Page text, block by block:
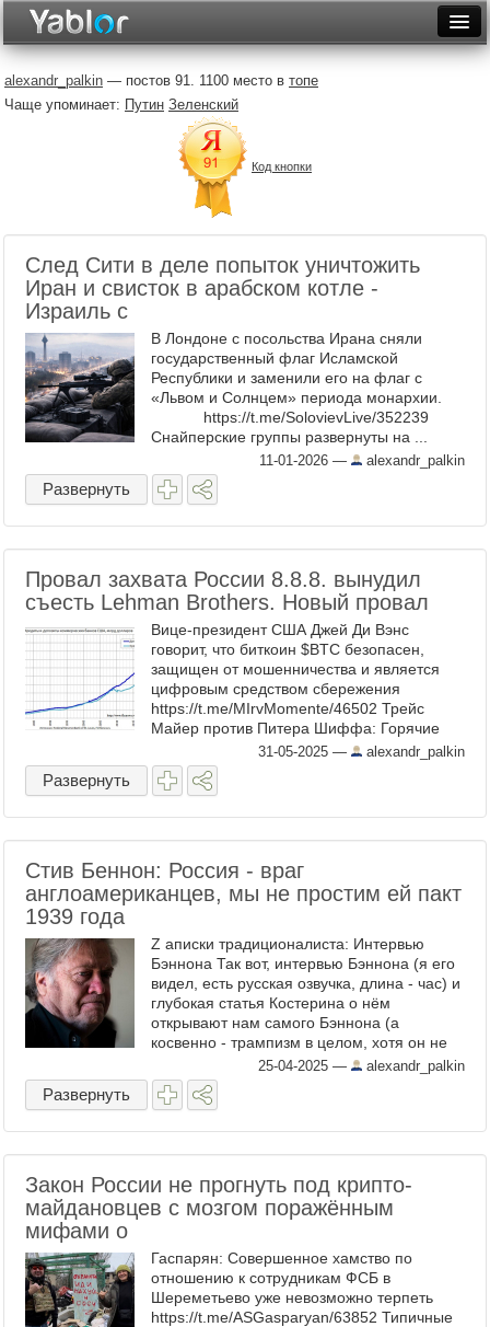
Неделя
Месяц
Рейтинги
Архив
Фототоп
alexandr_palkin — постов 91. 1100 место в топе
Чаще упоминает: Путин Зеленский
Код кнопки
След Сити в деле попыток уничтожить
Иран и свисток в арабском котле -
Израиль с
В Лондоне с посольства Ирана сняли
государственный флаг Исламской
Республики и заменили его на флаг с
«Львом и Солнцем» периода монархии.
https://t.me/SolovievLive/352239
Снайперские группы развернуты на ...
11-01-2026 — alexandr_palkin
Развернуть
Провал захвата России 8.8.8. вынудил
съесть Lehman Brothers. Новый провал
Вице-президент США Джей Ди Вэнс
говорит, что биткоин $BTC безопасен,
защищен от мошенничества и является
цифровым средством сбережения
https://t.me/MIrvMomente/46502 Трейс
Майер против Питера Шиффа: Горячие
дебаты о Золоте деньгах и Биткойне
"Биткоин 2025" 00:42 Трейс ...
31-05-2025 — alexandr_palkin
Развернуть
Стив Беннон: Россия - враг
англоамериканцев, мы не простим ей пакт
1939 года
Z аписки традиционалиста: Интервью
Бэннона Так вот, интервью Бэннона (я его
видел, есть русская озвучка, длина - час) и
глубокая статья Костерина о нём
открывают нам самого Бэннона (а
косвенно - трампизм в целом, хотя он не
тождествен личным взглядам Бэннона) с
неожиданной ...
25-04-2025 — alexandr_palkin
Развернуть
Закон России не прогнуть под крипто-
майдановцев с мозгом поражённым
мифами о
Гаспарян: Совершенное хамство по
отношению к сотрудникам ФСБ в
Шереметьево уже невозможно терпеть
https://t.me/ASGasparyan/63852 Типичные